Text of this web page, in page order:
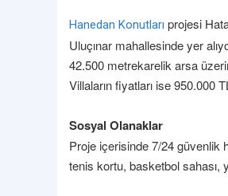
Hanedan Konutları projesi
Uluçınar mahallesinde yer
42.500 metrekarelik arsa
Villaların fiyatları ise 950.000
Sosyal Olanaklar
Proje içerisinde 7/24 güvenlik
tenis kortu, basketbol sahası,